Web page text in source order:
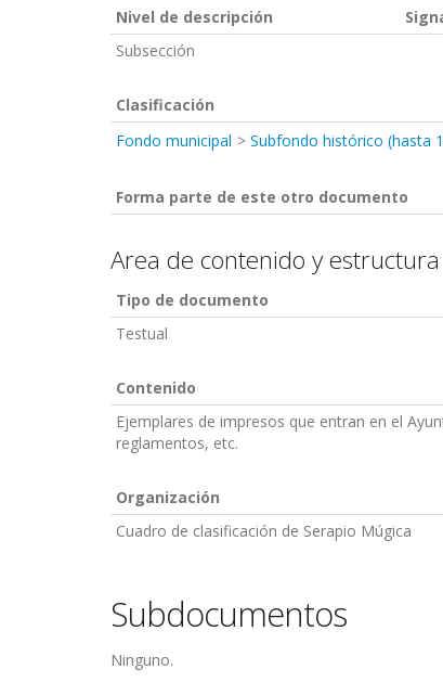
Nivel de descripción
Subsección
Clasificación
Fondo municipal
Subfondo histórico (hasta
Forma parte de este otro documento
Area de contenido y estructura
Tipo de documento
Testual
Contenido
Ejemplares de impresos que entran en el
reglamentos, etc.
Organización
Cuadro de clasificación de Serapio Múgica
Subdocumentos
Ninguno.